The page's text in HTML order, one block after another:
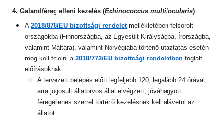
4. Galandféreg elleni kezelés (Echinococcus multilocularis)
A 2018/878/EU bizottsági rendeletmellékletében felsorolt
országokba (Finnországba, az Egyesült Királyságba, Írországba,
valamint Máltára), valamint Norvégiába történő utaztatás esetén
meg kell felelni a 2018/772/EU bizottsági rendeletben foglalt
előírásoknak.
A tervezett belépés előtt legfeljebb 120, legalább 24 órával,
arra jogosult állatorvos által elvégzett, jóváhagyott
féregellenes szerrel történő kezelésnek kell alávetni az
állatot.